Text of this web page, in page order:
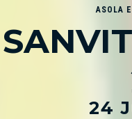
ASOLA
24